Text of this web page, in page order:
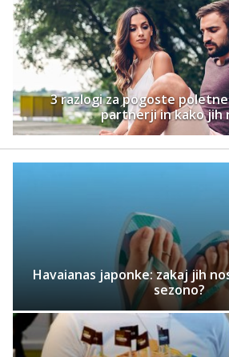
3 razlogi za pogoste
partnerji in kako jih
Havaianas japonke: zakaj jih
sezono?